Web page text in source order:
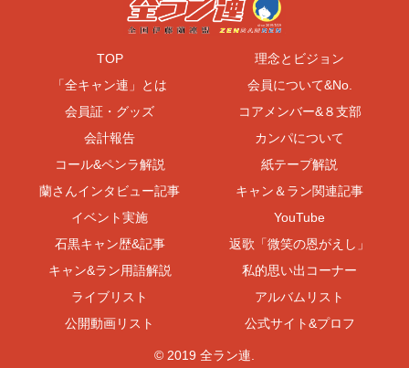
TOP
理念とビジョン
「全キャン連」とは
会員について&No.
会員証・グッズ
コアメンバー&８支部
会計報告
カンパについて
コール&ペンラ解説
紙テープ解説
蘭さんインタビュー記事
キャン＆ラン関連記事
イベント実施
YouTube
石黒キャン歴&記事
返歌「微笑の恩がえし」
キャン&ラン用語解説
私的思い出コーナー
ライブリスト
アルバムリスト
公開動画リスト
公式サイト&プロフ
© 2019 全ラン連.